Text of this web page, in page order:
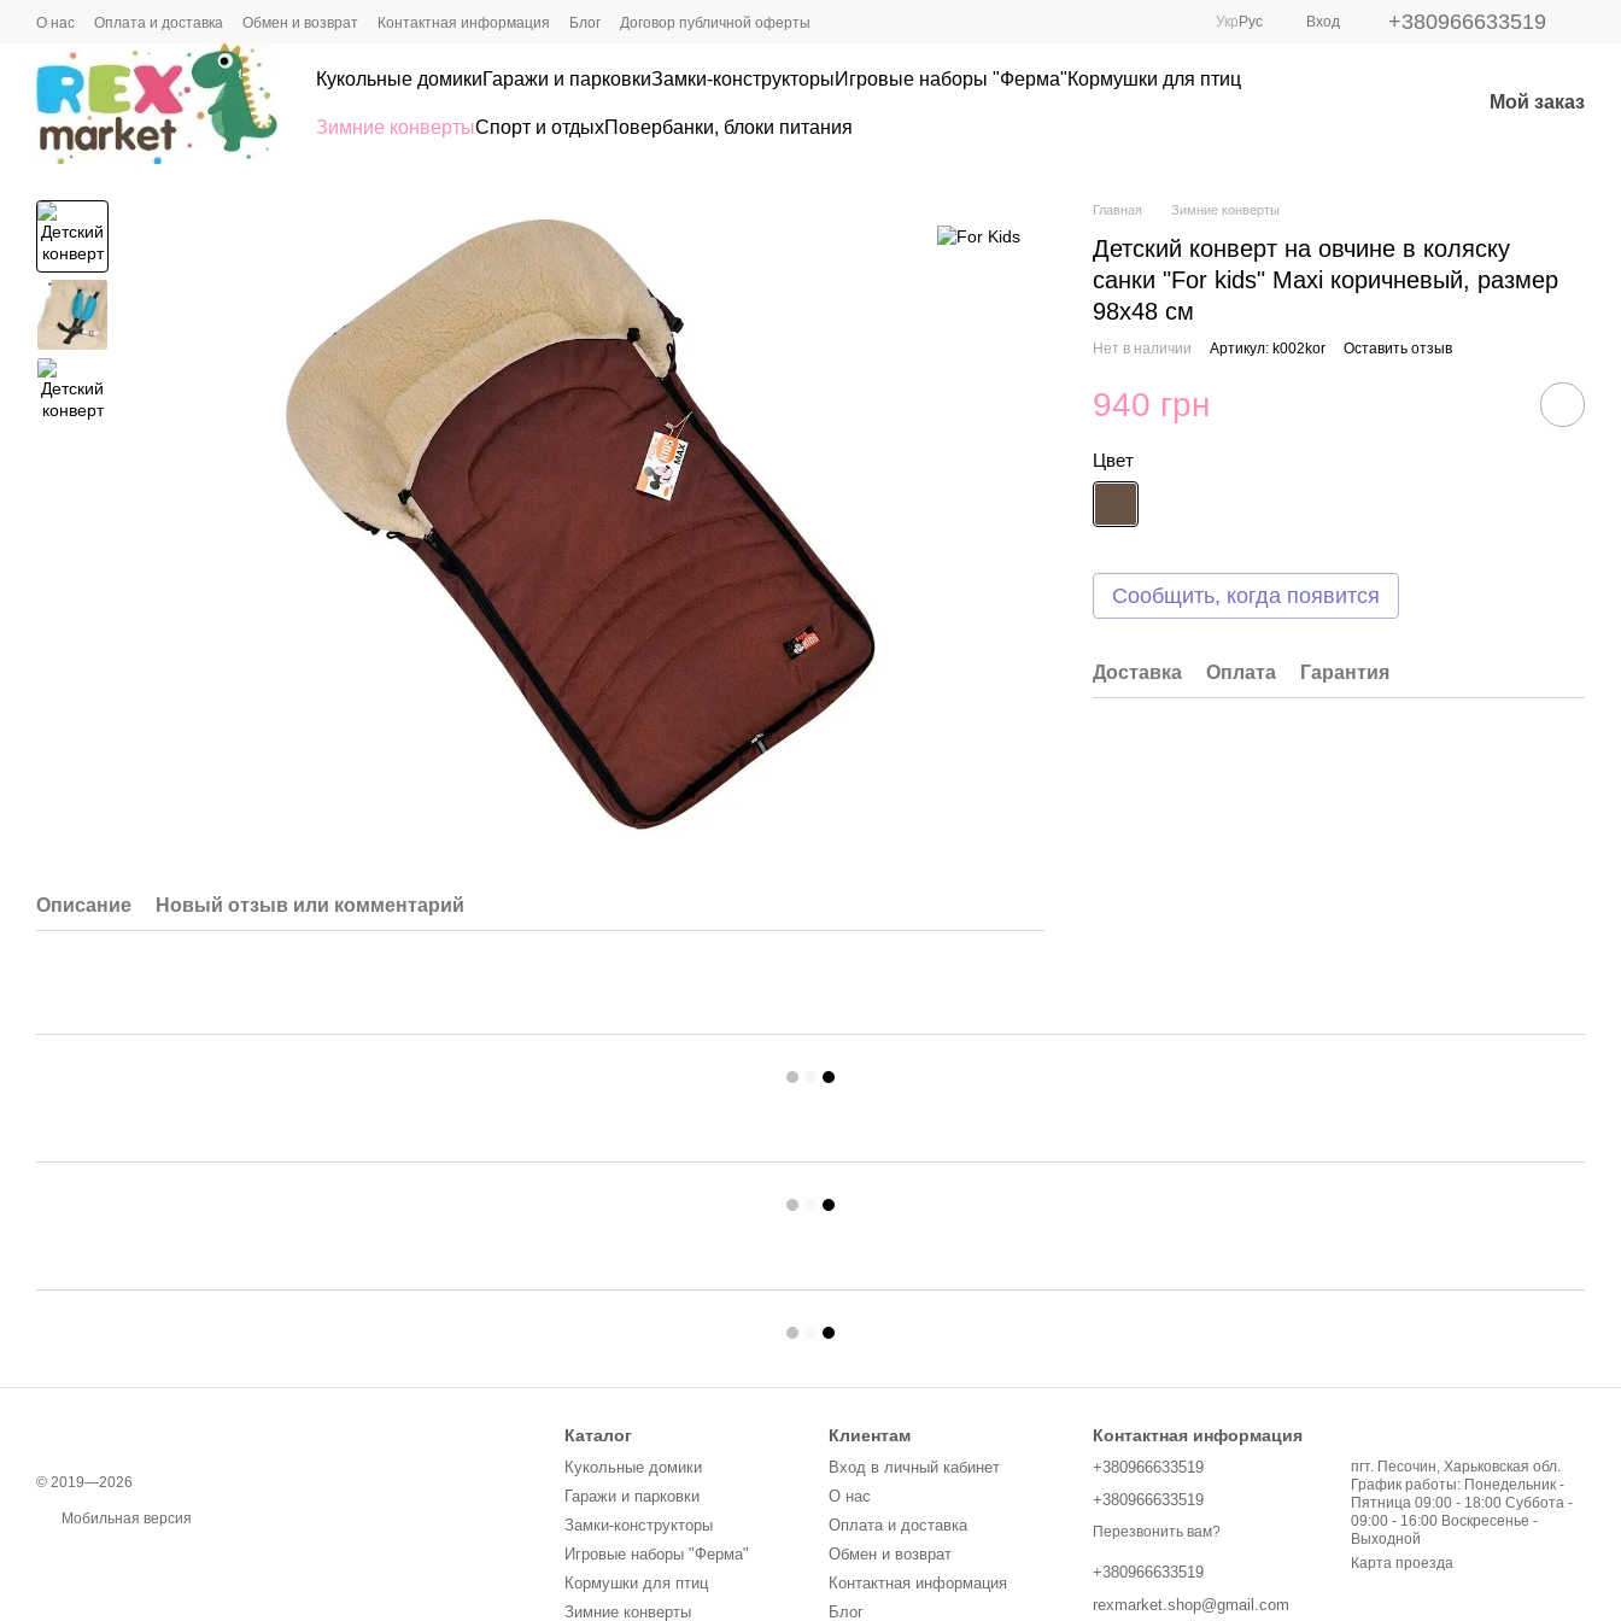
Перейти к основному контенту
О нас Оплата и доставка Обмен и возврат Контактная информация Блог Договор публичной оферты Укр Рус Вход +380966633519
Кукольные домикиГаражи и парковкиЗамки-конструкторыИгровые наборы "Ферма"Кормушки для птиц
Зимние конвертыСпорт и отдыхПовербанки, блоки питания
Мой заказ
Описание Новый отзыв или комментарий
Главная Зимние конверты
Детский конверт на овчине в коляску
санки "For kids" Maxi коричневый, размер
98х48 см
Нет в наличии Артикул: k002kor Оставить отзыв
940 грн
Цвет
Сообщить, когда появится
Доставка Оплата Гарантия
© 2019—2026
Мобильная версия
Каталог
Кукольные домики
Гаражи и парковки
Замки-конструкторы
Игровые наборы "Ферма"
Кормушки для птиц
Зимние конверты
Клиентам
Вход в личный кабинет
О нас
Оплата и доставка
Обмен и возврат
Контактная информация
Блог
Контактная информация
+380966633519
+380966633519
Перезвонить вам?
+380966633519
rexmarket.shop@gmail.com
пгт. Песочин, Харьковская обл.
График работы: Понедельник -
Пятница 09:00 - 18:00 Суббота -
09:00 - 16:00 Воскресенье -
Выходной
Карта проезда